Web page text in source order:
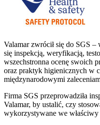
Valamar zwrócił się do SGS
się inspekcją, weryfikacją,
wszechstronna ocenę swoich
oraz praktyk higienicznych w
międzynarodowymi
Firma SGS przeprowadziła
Valamar, by ustalić, czy
wykorzystywane we właściwy